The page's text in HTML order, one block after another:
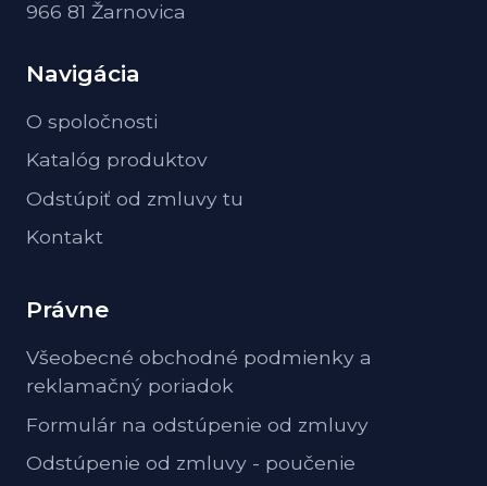
966 81 Žarnovica
Navigácia
O spoločnosti
Katalóg produktov
Odstúpiť od zmluvy tu
Kontakt
Právne
Všeobecné obchodné podmienky a
reklamačný poriadok
Formulár na odstúpenie od zmluvy
Odstúpenie od zmluvy - poučenie